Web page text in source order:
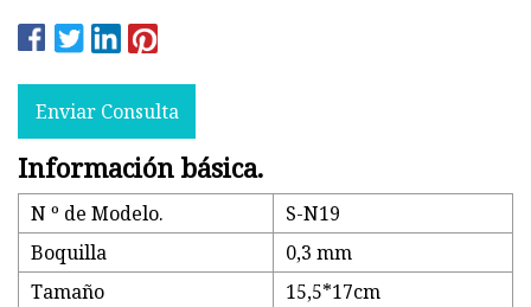
Enviar Consulta
Información básica.
N º de Modelo.
S-N19
Boquilla
0,3 mm
Tamaño
15,5*17cm